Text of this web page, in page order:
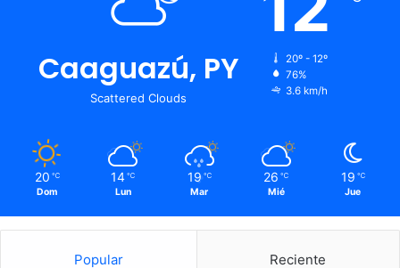
Caaguazú, PY
Scattered Clouds
20º - 12º
76%
3.6 km/h
20 ℃
Dom
14 ℃
Lun
19 ℃
Mar
26 ℃
Mié
19 ℃
Jue
Popular Reciente